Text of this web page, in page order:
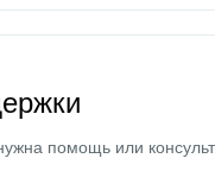
помощь или